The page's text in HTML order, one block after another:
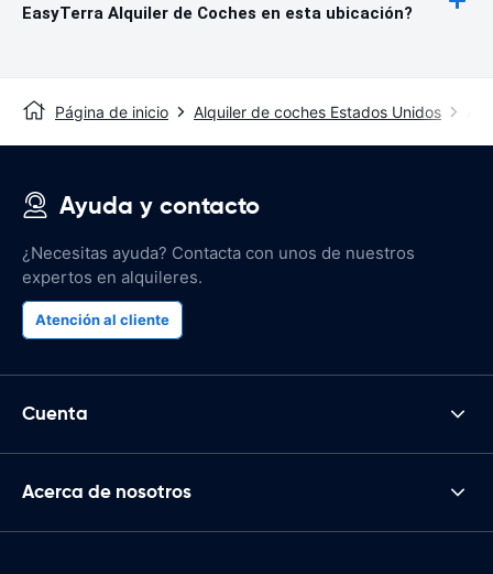
EasyTerra Alquiler de Coches en esta ubicación?
Página de inicio Alquiler de coches Estados Unidos
Ayuda y contacto
¿Necesitas ayuda? Contacta con unos de nuestros
expertos en alquileres.
Atención al cliente
Cuenta
Acerca de nosotros